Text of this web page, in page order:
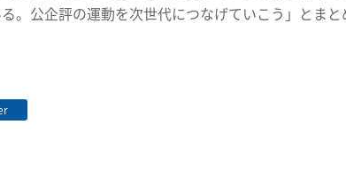
。公企評の運動を次世代につなげていこう」とまと